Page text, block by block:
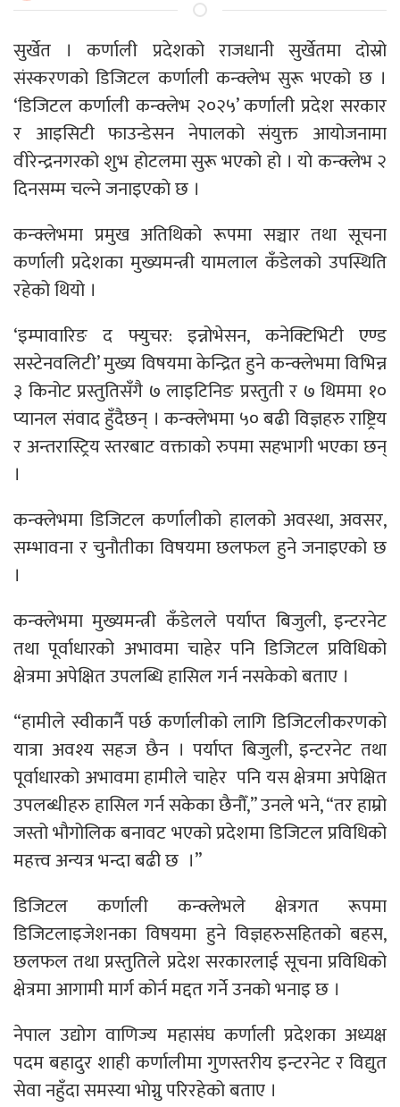
सुर्खेत । कर्णाली प्रदेशको राजधानी सुर्खेतमा दोस्रो
संस्करणको डिजिटल कर्णाली कन्क्लेभ सुरू भएको छ ।
‘डिजिटल कर्णाली कन्क्लेभ २०२५’ कर्णाली प्रदेश सरकार
र आइसिटी फाउन्डेसन नेपालको संयुक्त आयोजनामा
वीरेन्द्रनगरको शुभ होटलमा सुरू भएको हो । याे कन्क्लेभ २
दिनसम्म चल्ने जनाइएकाे छ ।
कन्क्लेभमा प्रमुख अतिथिको रूपमा सञ्चार तथा सूचना
कर्णाली प्रदेशका मुख्यमन्त्री यामलाल कँडेलको उपस्थिति
रहेको थियो ।
‘इम्पावारिङ द फ्युचर: इन्नोभेसन, कनेक्टिभिटी एण्ड
सस्टेनवलिटी’ मुख्य विषयमा केन्द्रित हुने कन्क्लेभमा विभिन्न
३ किनोट प्रस्तुतिसँगै ७ लाइटिनिङ प्रस्तुती र ७ थिममा १०
प्यानल संवाद हुँदैछन् । कन्क्लेभमा ५० बढी विज्ञहरु राष्ट्रिय
र अन्तरास्ट्रिय स्तरबाट वक्ताको रुपमा सहभागी भएका छन्
।
कन्क्लेभमा डिजिटल कर्णालीको हालको अवस्था, अवसर,
सम्भावना र चुनौतीका विषयमा छलफल हुने जनाइएकाे छ
।
कन्क्लेभमा मुख्यमन्त्री कँडेलले पर्याप्त बिजुली, इन्टरनेट
तथा पूर्वाधारको अभावमा चाहेर पनि डिजिटल प्रविधिको
क्षेत्रमा अपेक्षित उपलब्धि हासिल गर्न नसकेको बताए ।
“हामीले स्वीकार्नै पर्छ कर्णालीको लागि डिजिटलीकरणको
यात्रा अवश्य सहज छैन । पर्याप्त बिजुली, इन्टरनेट तथा
पूर्वाधारको अभावमा हामीले चाहेर पनि यस क्षेत्रमा अपेक्षित
उपलब्धीहरु हासिल गर्न सकेका छैनौँ,” उनले भने, “तर हाम्रो
जस्तो भौगोलिक बनावट भएको प्रदेशमा डिजिटल प्रविधिको
महत्त्व अन्यत्र भन्दा बढी छ ।”
डिजिटल कर्णाली कन्क्लेभले क्षेत्रगत रूपमा
डिजिटलाइजेशनका विषयमा हुने विज्ञहरुसहितको बहस,
छलफल तथा प्रस्तुतिले प्रदेश सरकारलाई सूचना प्रविधिको
क्षेत्रमा आगामी मार्ग कोर्न मद्दत गर्ने उनको भनाइ छ ।
नेपाल उद्योग वाणिज्य महासंघ कर्णाली प्रदेशका अध्यक्ष
पदम बहादुर शाही कर्णालीमा गुणस्तरीय इन्टरनेट र विद्युत
सेवा नहुँदा समस्या भोग्नु परिरहेको बताए ।